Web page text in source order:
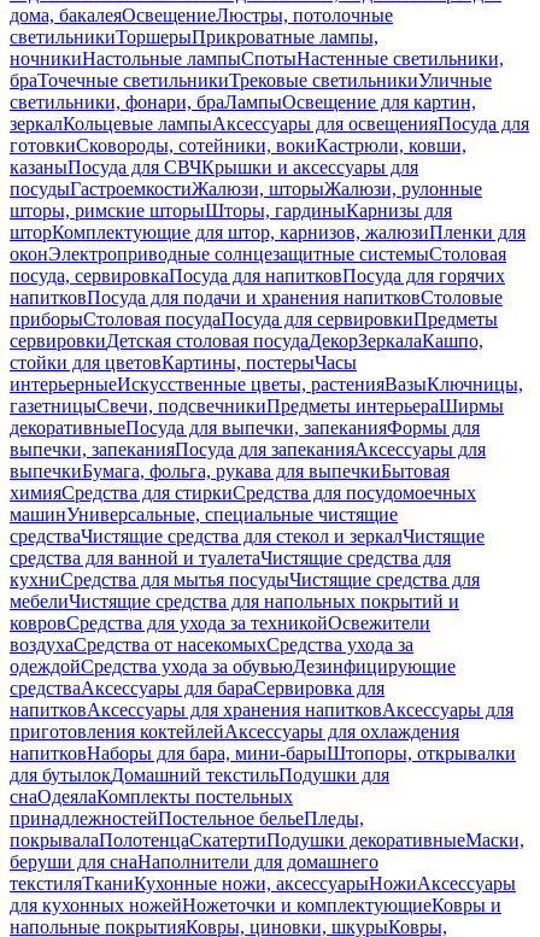
дома, бакалеяОсвещениеЛюстры, потолочные
светильникиТоршерыПрикроватные лампы,
ночникиНастольные лампыСпотыНастенные светильники,
браТочечные светильникиТрековые светильникиУличные
светильники, фонари, браЛампыОсвещение для картин,
зеркалКольцевые лампыАксессуары для освещенияПосуда для
готовкиСковороды, сотейники, вокиКастрюли, ковши,
казаныПосуда для СВЧКрышки и аксессуары для
посудыГастроемкостиЖалюзи, шторыЖалюзи, рулонные
шторы, римские шторыШторы, гардиныКарнизы для
шторКомплектующие для штор, карнизов, жалюзиПленки для
оконЭлектроприводные солнцезащитные системыСтоловая
посуда, сервировкаПосуда для напитковПосуда для горячих
напитковПосуда для подачи и хранения напитковСтоловые
приборыСтоловая посудаПосуда для сервировкиПредметы
сервировкиДетская столовая посудаДекорЗеркалаКашпо,
стойки для цветовКартины, постерыЧасы
интерьерныеИскусственные цветы, растенияВазыКлючницы,
газетницыСвечи, подсвечникиПредметы интерьераШирмы
декоративныеПосуда для выпечки, запеканияФормы для
выпечки, запеканияПосуда для запеканияАксессуары для
выпечкиБумага, фольга, рукава для выпечкиБытовая
химияСредства для стиркиСредства для посудомоечных
машинУниверсальные, специальные чистящие
средстваЧистящие средства для стекол и зеркалЧистящие
средства для ванной и туалетаЧистящие средства для
кухниСредства для мытья посудыЧистящие средства для
мебелиЧистящие средства для напольных покрытий и
ковровСредства для ухода за техникойОсвежители
воздухаСредства от насекомыхСредства ухода за
одеждойСредства ухода за обувьюДезинфицирующие
средстваАксессуары для бараСервировка для
напитковАксессуары для хранения напитковАксессуары для
приготовления коктейлейАксессуары для охлаждения
напитковНаборы для бара, мини-барыШтопоры, открывалки
для бутылокДомашний текстильПодушки для
снаОдеялаКомплекты постельных
принадлежностейПостельное бельеПледы,
покрывалаПолотенцаСкатертиПодушки декоративныеМаски,
беруши для снаНаполнители для домашнего
текстиляТканиКухонные ножи, аксессуарыНожиАксессуары
для кухонных ножейНожеточки и комплектующиеКовры и
напольные покрытияКовры, циновки, шкурыКовры,